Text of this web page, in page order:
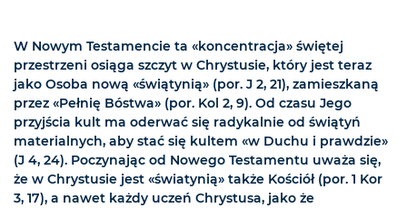
W Nowym Testamencie ta «koncentracja» świętej
przestrzeni osiąga szczyt w Chrystusie, który jest teraz
jako Osoba nową «świątynią» (por. J 2, 21), zamieszkaną
przez «Pełnię Bóstwa» (por. Kol 2, 9). Od czasu Jego
przyjścia kult ma oderwać się radykalnie od świątyń
materialnych, aby stać się kultem «w Duchu i prawdzie»
(J 4, 24). Poczynając od Nowego Testamentu uważa się,
że w Chrystusie jest «światynią» także Kościół (por. 1 Kor
3, 17), a nawet każdy uczeń Chrystusa, jako że